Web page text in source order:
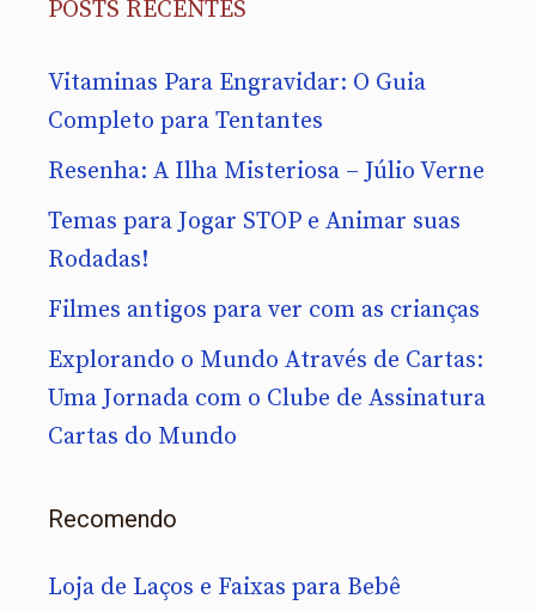
POSTS RECENTES
Vitaminas Para Engravidar: O Guia
Completo para Tentantes
Resenha: A Ilha Misteriosa – Júlio Verne
Temas para Jogar STOP e Animar suas
Rodadas!
Filmes antigos para ver com as crianças
Explorando o Mundo Através de Cartas:
Uma Jornada com o Clube de Assinatura
Cartas do Mundo
Recomendo
Loja de Laços e Faixas para Bebê